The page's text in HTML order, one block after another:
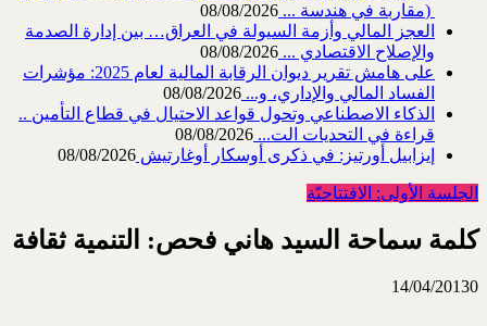
‎) ‎مقاربة في هندسة ...
08/08/2026
العجز المالي وأزمة السيولة في العراق… بين إدارة الصدمة
والإصلاح الاقتصادي ... 08/08/2026
على هامش تقرير ديوان الرقابة المالية لعام 2025: مؤشرات
الفساد المالي والإداري، و... 08/08/2026
الذكاء الاصطناعي وتحول قواعد الاحتيال في قطاع ‏التأمين ..
قراءة في التحديات الت... 08/08/2026
إيزابيل أورتيز: في ذكرى ‏أوسكار أوغارتيش 08/08/2026
الجلسة الأولى: الافتتاحيّة
كلمة سماحة السيد هاني فحص: التنمية ثقافة
14/04/20130